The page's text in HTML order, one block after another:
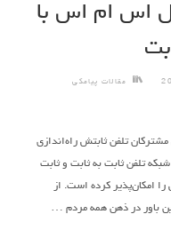
اس ام اس با
مقالات پیامکی
تلفن ثابتش راه‌اندازی
تلفن ثابت به ثابت و ثابت
امکان‌پذیر کرده است. از